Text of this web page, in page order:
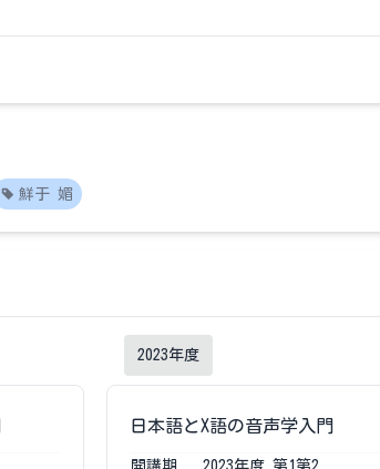
鮮于 媚
2023年度
日本語とX語の音声学入門
開講期 2023年度 第1第2